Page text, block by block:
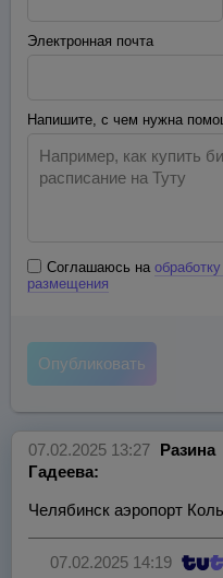
Электронная почта
Напишите, с чем нужна
Соглашаюсь на
размещения
07.02.2025 13:27 Разина
Гадеева:
Челябинск аэропорт
07.02.2025 14:19